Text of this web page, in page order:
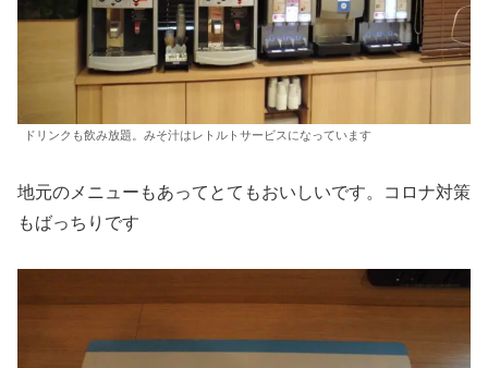
ドリンクも飲み放題。みそ汁はレトルトサービスになっています
地元のメニューもあってとてもおいしいです。コロナ対策
もばっちりです